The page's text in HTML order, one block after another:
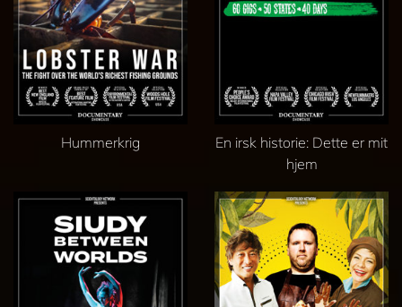
Hummerkrig
En irsk historie: Dette er mit
hjem